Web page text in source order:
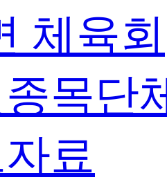
체육회
목단
료